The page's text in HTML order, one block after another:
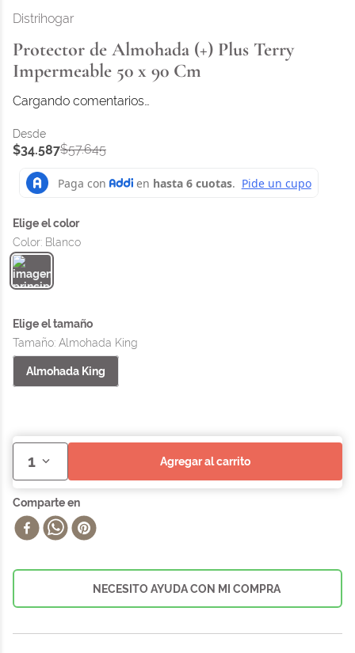
Distrihogar
Protector de Almohada (+) Plus Terry
Impermeable 50 x 90 Cm
Cargando comentarios…
$34.587$57.645
Color: Blanco
Tamaño: Almohada King
Almohada King
1 agregar al carrito
NECESITO AYUDA CON MI COMPRA